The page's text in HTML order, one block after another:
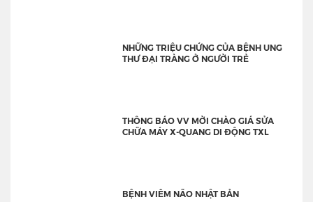
NHỮNG TRIỆU CHỨNG CỦA BỆNH UNG
THƯ ĐẠI TRÀNG Ở NGƯỜI TRẺ
THÔNG BÁO VV MỜI CHÀO GIÁ SỬA
CHỮA MÁY X-QUANG DI ĐỘNG TXL
BỆNH VIÊM NÃO NHẬT BẢN